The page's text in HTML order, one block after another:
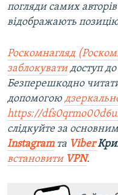
погляди самих
відображають позицію
Роскомнагляд
заблокуватидоступ
Безперешкодно
допомогою
https://
слідкуйте за
Instagramта Viber
встановити VPN.